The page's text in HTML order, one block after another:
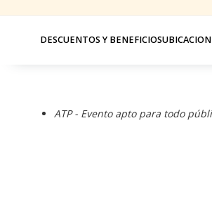
DESCUENTOS Y BENEFICIOS
ATP - Evento apto para todo